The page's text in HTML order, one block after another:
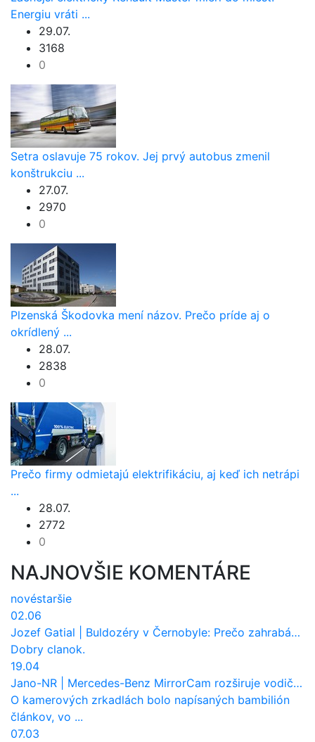
Energiu vráti ...
29.07.
3168
0
Setra oslavuje 75 rokov. Jej prvý autobus zmenil
konštrukciu ...
27.07.
2970
0
Plzenská Škodovka mení názov. Prečo príde aj o
okrídlený ...
28.07.
2838
0
Prečo firmy odmietajú elektrifikáciu, aj keď ich netrápi
...
28.07.
2772
0
NAJNOVŠIE KOMENTÁRE
novéstaršie
02.06
Jozef Gatial
Buldozéry v Černobyle: Prečo zahrabávali Červený les pod zem?
Dobry clanok.
19.04
Jano-NR
Mercedes-Benz MirrorCam rozširuje vodičovi výhľad a uberá autobusom odpor vzduchu
O kamerových zrkadlách bolo napísaných bambilión
článkov, vo ...
07.03